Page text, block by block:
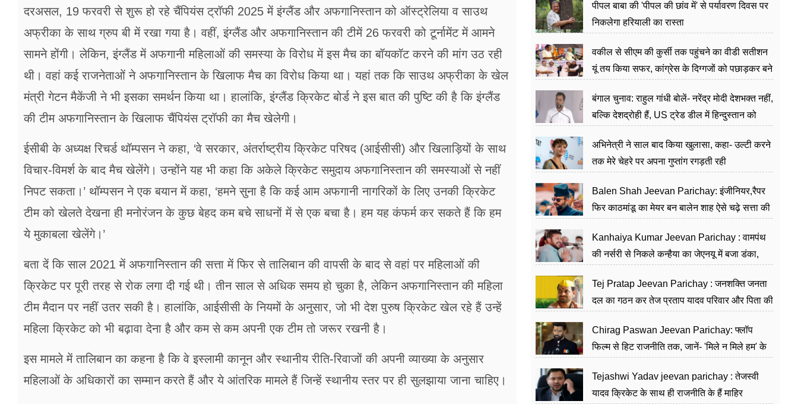
दरअसल, 19 फरवरी से शुरू हो रहे चैंपियंस ट्रॉफी 2025 में इंग्लैंड और अफगानिस्तान को ऑस्ट्रेलिया व साउथ
अफ्रीका के साथ ग्रुप बी में रखा गया है। वहीं, इंग्लैंड और अफगानिस्तान की टीमें 26 फरवरी को टूर्नामेंट में आमने
सामने होंगी। लेकिन, इंग्लैंड में अफगानी महिलाओं की समस्या के विरोध में इस मैच का बॉयकॉट करने की मांग उठ रही
थी। वहां कई राजनेताओं ने अफगानिस्तान के खिलाफ मैच का विरोध किया था। यहां तक कि साउथ अफ्रीका के खेल
मंत्री गेटन मैकेंजी ने भी इसका समर्थन किया था। हालांकि, इंग्लैंड क्रिकेट बोर्ड ने इस बात की पुष्टि की है कि इंग्लैंड
की टीम अफगानिस्तान के खिलाफ चैंपियंस ट्रॉफी का मैच खेलेगी।
ईसीबी के अध्यक्ष रिचर्ड थॉम्पसन ने कहा, ‘वे सरकार, अंतर्राष्ट्रीय क्रिकेट परिषद (आईसीसी) और खिलाड़ियों के साथ
विचार-विमर्श के बाद मैच खेलेंगे। उन्होंने यह भी कहा कि अकेले क्रिकेट समुदाय अफगानिस्तान की समस्याओं से नहीं
निपट सकता।’ थॉम्पसन ने एक बयान में कहा, ‘हमने सुना है कि कई आम अफगानी नागरिकों के लिए उनकी क्रिकेट
टीम को खेलते देखना ही मनोरंजन के कुछ बेहद कम बचे साधनों में से एक बचा है। हम यह कंफर्म कर सकते हैं कि हम
ये मुकाबला खेलेंगे।’
बता दें कि साल 2021 में अफगानिस्तान की सत्ता में फिर से तालिबान की वापसी के बाद से वहां पर महिलाओं की
क्रिकेट पर पूरी तरह से रोक लगा दी गई थी। तीन साल से अधिक समय हो चुका है, लेकिन अफगानिस्तान की महिला
टीम मैदान पर नहीं उतर सकी है। हालांकि, आईसीसी के नियमों के अनुसार, जो भी देश पुरुष क्रिकेट खेल रहे हैं उन्हें
महिला क्रिकेट को भी बढ़ावा देना है और कम से कम अपनी एक टीम तो जरूर रखनी है।
इस मामले में तालिबान का कहना है कि वे इस्लामी कानून और स्थानीय रीति-रिवाजों की अपनी व्याख्या के अनुसार
महिलाओं के अधिकारों का सम्मान करते हैं और ये आंतरिक मामले हैं जिन्हें स्थानीय स्तर पर ही सुलझाया जाना चाहिए।
पीपल बाबा की 'पीपल की छांव में' से पर्यावरण दिवस पर
निकलेगा हरियाली का रास्ता
वकील से सीएम की कुर्सी तक पहुंचने का वीडी सतीशन
यूं तय किया सफर, कांग्रेस के दिग्गजों को पछाड़कर बने
बंगाल चुनाव: राहुल गांधी बोलें- नरेंद्र मोदी देशभक्त नहीं,
बल्कि देशद्रोही हैं, US ट्रेड डील में हिन्दुस्तान को
अभिनेत्री ने साल बाद किया खुलासा, कहा- उल्टी करने
तक मेरे चेहरे पर अपना गुप्तांग रगड़ती रही
Balen Shah Jeevan Parichay: इंजीनियर,रैपर
फिर काठमांडू का मेयर बन बालेन शाह ऐसे चढ़े सत्ता की
Kanhaiya Kumar Jeevan Parichay : वामपंथ
की नर्सरी से निकले कन्हैया का जेएनयू में बजा डंका,
Tej Pratap Jeevan Parichay : जनशक्ति जनता
दल का गठन कर तेज प्रताप यादव परिवार और पिता की
Chirag Paswan Jeevan Parichay: फ्लॉप
फिल्म से हिट राजनीति तक, जानें- 'मिले न मिले हम' के
Tejashwi Yadav jeevan parichay : तेजस्वी
यादव क्रिकेट के साथ ही राजनीति के हैं माहिर